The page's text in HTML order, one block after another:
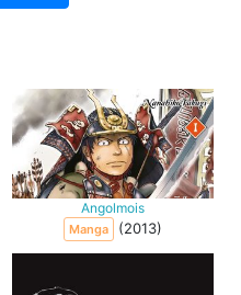
Angolmois
Manga (2013)